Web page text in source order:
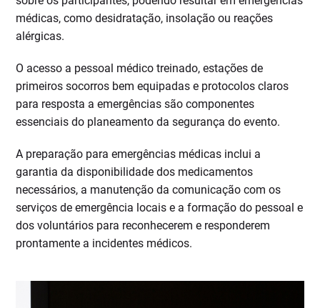
médicas, como desidratação, insolação ou reações
alérgicas.
O acesso a pessoal médico treinado, estações de
primeiros socorros bem equipadas e protocolos claros
para resposta a emergências são componentes
essenciais do planeamento da segurança do evento.
A preparação para emergências médicas inclui a
garantia da disponibilidade dos medicamentos
necessários, a manutenção da comunicação com os
serviços de emergência locais e a formação do pessoal e
dos voluntários para reconhecerem e responderem
prontamente a incidentes médicos.